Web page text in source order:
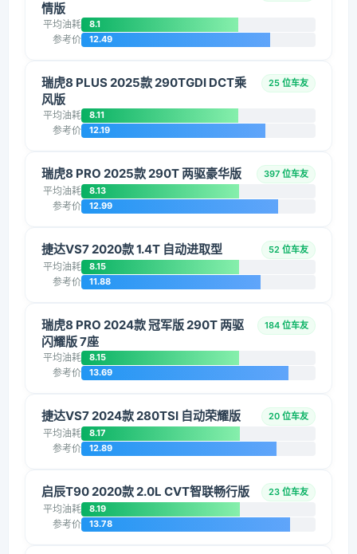
情版
平均油耗 8.1
参考价 12.49
瑞虎8 PLUS 2025款 290TGDI DCT乘
风版
25 位车友
平均油耗 8.11
参考价 12.19
瑞虎8 PRO 2025款 290T 两驱豪华版 397 位车友
平均油耗 8.13
参考价 12.99
捷达VS7 2020款 1.4T 自动进取型 52 位车友
平均油耗 8.15
参考价 11.88
瑞虎8 PRO 2024款 冠军版 290T 两驱
闪耀版 7座
184 位车友
平均油耗 8.15
参考价 13.69
捷达VS7 2024款 280TSI 自动荣耀版 20 位车友
平均油耗 8.17
参考价 12.89
启辰T90 2020款 2.0L CVT智联畅行版 23 位车友
平均油耗 8.19
参考价 13.78